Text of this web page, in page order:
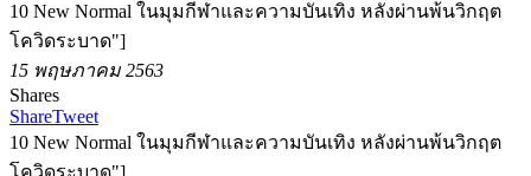
10 New Normal ในมุมกีฬาและความบันเทิง หลังผ่านพ้นวิกฤต
โควิดระบาด"]
15 พฤษภาคม 2563
Shares
ShareTweet
10 New Normal ในมุมกีฬาและความบันเทิง หลังผ่านพ้นวิกฤต
โควิดระบาด"]